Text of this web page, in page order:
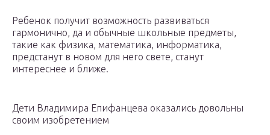
Ребенок получит возможность развиваться
гармонично, да и обычные школьные предметы,
такие как физика, математика, информатика,
предстанут в новом для него свете, станут
интереснее и ближе.
Дети Владимира Епифанцева оказались довольны
своим изобретением